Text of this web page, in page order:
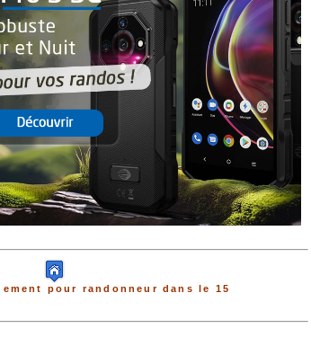
pour randonneur dans le 15